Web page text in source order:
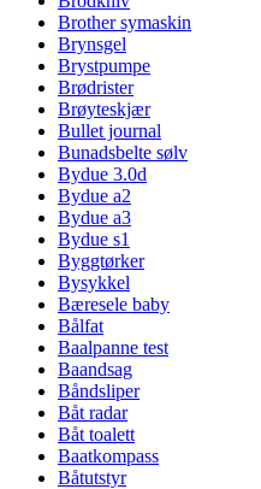
Brother symaskin
Brynsgel
Brystpumpe
Brødrister
Brøyteskjær
Bullet journal
Bunadsbelte sølv
Bydue 3.0d
Bydue a2
Bydue a3
Bydue s1
Byggtørker
Bysykkel
Bæresele baby
Bålfat
Baalpanne test
Baandsag
Båndsliper
Båt radar
Båt toalett
Baatkompass
Båtutstyr